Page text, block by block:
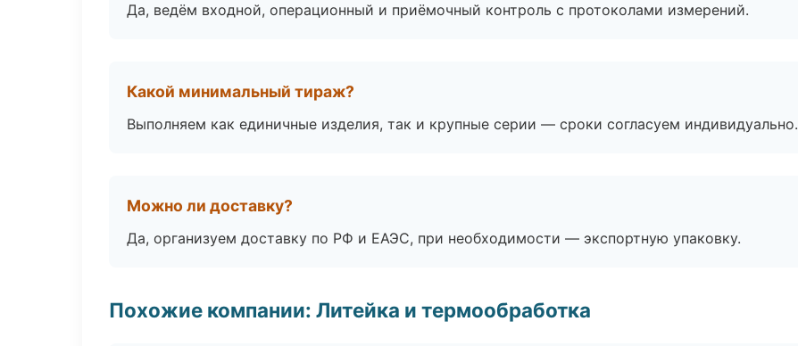
Да, ведём входной, операционный и приёмочный контроль с протоколами измерений.
Какой минимальный тираж?
Выполняем как единичные изделия, так и крупные серии — сроки согласуем индивидуально.
Можно ли доставку?
Да, организуем доставку по РФ и ЕАЭС, при необходимости — экспортную упаковку.
Похожие компании: Литейка и термообработка